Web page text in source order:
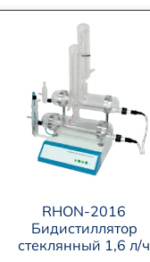
RHON-2016
Бидистиллятор
стеклянный 1,6 л/ч